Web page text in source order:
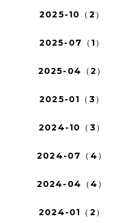
2025-10（2）
2025-07（1）
2025-04（2）
2025-01（3）
2024-10（3）
2024-07（4）
2024-04（4）
2024-01（2）